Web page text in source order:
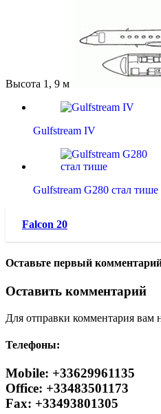
Высота 1, 9 м
Gulfstream IV
Gulfstream G280 стал тише
Falcon 20
Оставьте первый
Оставить комментарий
Для отправки комментария вам
Телефоны:
Mobile: +33629961135
Office: +33483501173
Fax: +33493801305